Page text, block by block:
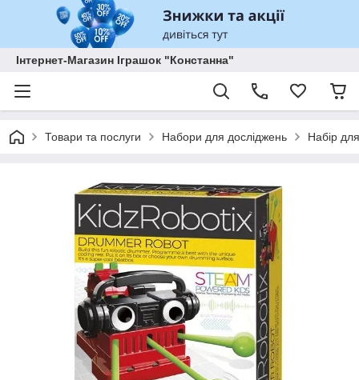
Інтернет-Магазин Іграшок "Констанна"
Товари та послуги Набори для досліджень Набір